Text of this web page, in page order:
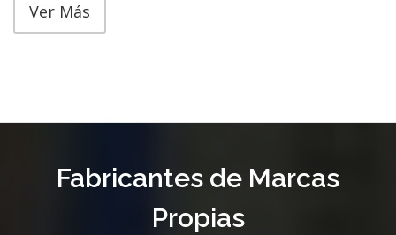
Ver Más
Fabricantes de Marcas
Propias